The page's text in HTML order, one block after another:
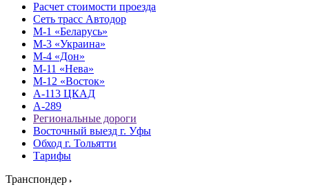
Расчет стоимости проезда
Сеть трасс Автодор
М-1 «Беларусь»
М-3 «Украина»
М-4 «Дон»
М-11 «Нева»
М-12 «Восток»
А-113 ЦКАД
А-289
Региональные дороги
Восточный выезд г. Уфы
Обход г. Тольятти
Тарифы
Транспондер